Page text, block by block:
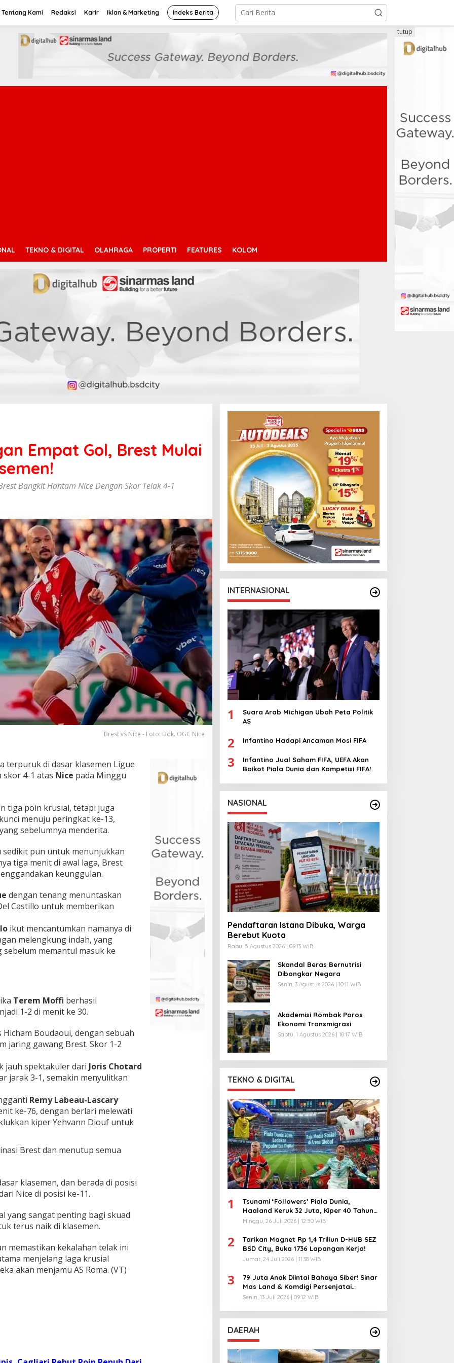
Tentang Kami Redaksi Karir Iklan & Marketing Indeks Berita
TEKNO & DIGITAL OLAHRAGA PROPERTI FEATURES KOLOM
tutup
Empat Gol, Brest Mulai
Bangkit Hantam Nice Dengan Skor Telak 4-1
Brest vs Nice - Foto: Dok. OGC Nice
terpuruk di dasar klasemen Ligue
skor 4-1 atas Nice pada Minggu
tiga poin krusial, tetapi juga
menuju peringkat ke-13,
sebelumnya menderita.
pun untuk menunjukkan
tiga menit di awal laga, Brest
keunggulan.
dengan tenang menuntaskan
Castillo untuk memberikan
ikut mencantumkan namanya di
melengkung indah, yang
memantul masuk ke
Terem Moffi berhasil
1-2 di menit ke 30.
Boudaoui, dengan sebuah
jaring gawang Brest. Skor 1-2
jauh spektakuler dari Joris Chotard
jarak 3-1, semakin menyulitkan
Remy Labeau-Lascary
ke-76, dengan berlari melewati
kiper Yehvann Diouf untuk
Brest dan menutup semua
klasemen, dan berada di posisi
Nice di posisi ke-11.
yang sangat penting bagi skuad
terus naik di klasemen.
memastikan kekalahan telak ini
menjelang laga krusial
akan menjamu AS Roma. (VT)
INTERNASIONAL
1
Suara Arab Michigan Ubah Peta Politik
AS
2 Infantino Hadapi Ancaman Mosi FIFA
3
Infantino Jual Saham FIFA, UEFA Akan
Boikot Piala Dunia dan Kompetisi FIFA!
NASIONAL
Pendaftaran Istana Dibuka, Warga
Berebut Kuota
Rabu, 5 Agustus 2026 | 09:13 WIB
Skandal Beras Bernutrisi
Dibongkar Negara
Senin, 3 Agustus 2026 | 10:11 WIB
Akademisi Rombak Poros
Ekonomi Transmigrasi
Sabtu, 1 Agustus 2026 | 10:17 WIB
TEKNO & DIGITAL
1
Tsunami ‘Followers’ Piala Dunia,
Haaland Keruk 32 Juta, Kiper 40 Tahun
Bikin Geger!
Minggu, 26 Juli 2026 | 12:50 WIB
2
Tarikan Magnet Rp 1,4 Triliun D-HUB SEZ
BSD City, Buka 1736 Lapangan Kerja!
Jumat, 24 Juli 2026 | 11:38 WIB
3
79 Juta Anak Diintai Bahaya Siber! Sinar
Mas Land & Komdigi Persenjatai
Ratusan Guru!
Senin, 13 Juli 2026 | 09:12 WIB
DAERAH